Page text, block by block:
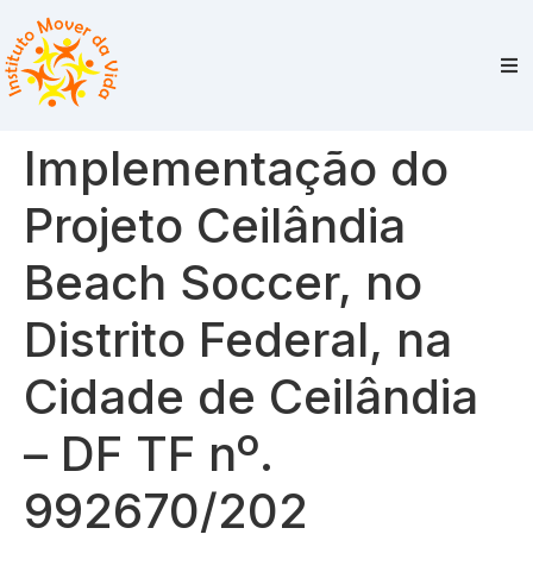
Implementação do
Projeto Ceilândia
Beach Soccer, no
Distrito Federal, na
Cidade de Ceilândia
– DF TF nº.
992670/202